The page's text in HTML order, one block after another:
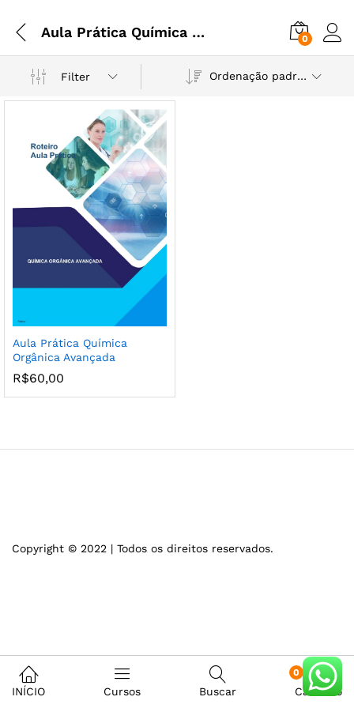
Aula Prática Química Orgânica Avançada 0
Filter Ordenação padrão
Aula Prática Química
Orgânica Avançada
R$60,00
Copyright © 2022 | Todos os direitos reservados.
INÍCIO Cursos Buscar
0
Carrinho